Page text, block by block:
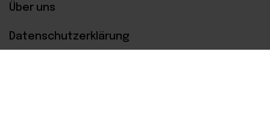
Über uns
Datenschutzerklärung